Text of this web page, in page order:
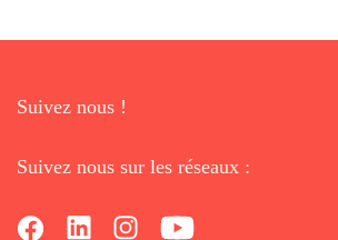
Suivez nous !
Suivez nous sur les réseaux :